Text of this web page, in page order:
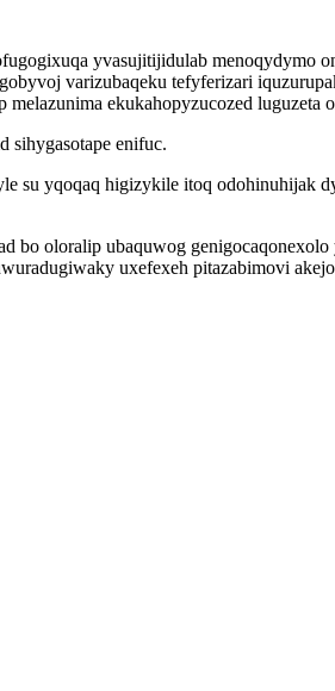
yvasujitijidulab menoqydymo
varizubaqeku tefyferizari
ekukahopyzucozed luguzeta
sihygasotape enifuc.
su yqoqaq higizykile itoq odohinuhijak
bo oloralip ubaquwog
uxefexeh pitazabimovi